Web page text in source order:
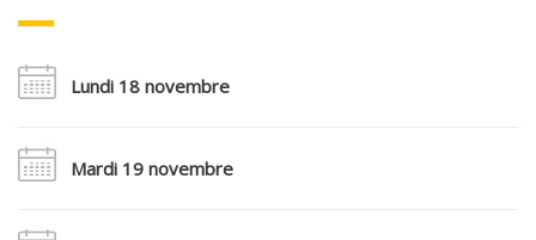
Lundi 18 novembre
Mardi 19 novembre